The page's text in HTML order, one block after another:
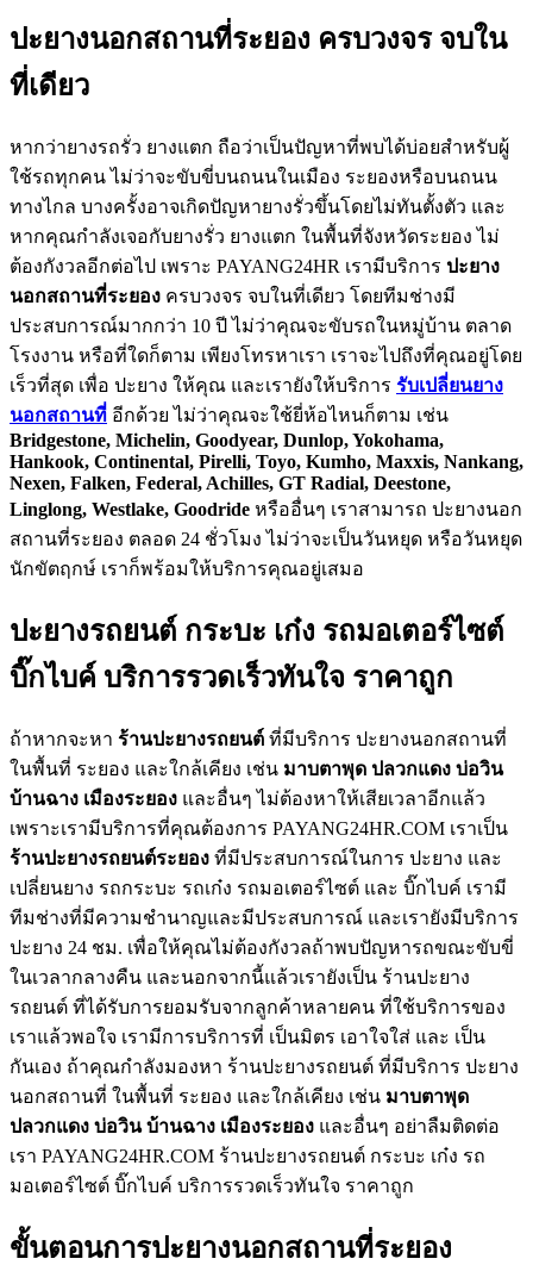
ปะยางนอกสถานที่ระยอง ครบวงจร จบใน
ที่เดียว
หากว่ายางรถรั่ว ยางแตก ถือว่าเป็นปัญหาที่พบได้บ่อยสำหรับผู้
ใช้รถทุกคน ไม่ว่าจะขับขี่บนถนนในเมือง ระยองหรือบนถนน
ทางไกล บางครั้งอาจเกิดปัญหายางรั่วขึ้นโดยไม่ทันตั้งตัว และ
หากคุณกำลังเจอกับยางรั่ว ยางแตก ในพื้นที่จังหวัดระยอง ไม่
ต้องกังวลอีกต่อไป เพราะ PAYANG24HR เรามีบริการ ปะยาง
นอกสถานที่ระยอง ครบวงจร จบในที่เดียว โดยทีมช่างมี
ประสบการณ์มากกว่า 10 ปี ไม่ว่าคุณจะขับรถในหมู่บ้าน ตลาด
โรงงาน หรือที่ใดก็ตาม เพียงโทรหาเรา เราจะไปถึงที่คุณอยู่โดย
เร็วที่สุด เพื่อ ปะยาง ให้คุณ และเรายังให้บริการ รับเปลี่ยนยาง
นอกสถานที่ อีกด้วย ไม่ว่าคุณจะใช้ยี่ห้อไหนก็ตาม เช่น
Bridgestone, Michelin, Goodyear, Dunlop, Yokohama,
Hankook, Continental, Pirelli, Toyo, Kumho, Maxxis, Nankang,
Nexen, Falken, Federal, Achilles, GT Radial, Deestone,
Linglong, Westlake, Goodride หรืออื่นๆ เราสามารถ ปะยางนอก
สถานที่ระยอง ตลอด 24 ชั่วโมง ไม่ว่าจะเป็นวันหยุด หรือวันหยุด
นักขัตฤกษ์ เราก็พร้อมให้บริการคุณอยู่เสมอ
ปะยางรถยนต์ กระบะ เก๋ง รถมอเตอร์ไซต์
บิ๊กไบค์ บริการรวดเร็วทันใจ ราคาถูก
ถ้าหากจะหา ร้านปะยางรถยนต์ ที่มีบริการ ปะยางนอกสถานที่
ในพื้นที่ ระยอง และใกล้เคียง เช่น มาบตาพุด ปลวกแดง บ่อวิน
บ้านฉาง เมืองระยอง และอื่นๆ ไม่ต้องหาให้เสียเวลาอีกแล้ว
เพราะเรามีบริการที่คุณต้องการ PAYANG24HR.COM เราเป็น
ร้านปะยางรถยนต์ระยอง ที่มีประสบการณ์ในการ ปะยาง และ
เปลี่ยนยาง รถกระบะ รถเก๋ง รถมอเตอร์ไซต์ และ บิ๊กไบค์ เรามี
ทีมช่างที่มีความชำนาญและมีประสบการณ์ และเรายังมีบริการ
ปะยาง 24 ชม. เพื่อให้คุณไม่ต้องกังวลถ้าพบปัญหารถขณะขับขี่
ในเวลากลางคืน และนอกจากนี้แล้วเรายังเป็น ร้านปะยาง
รถยนต์ ที่ได้รับการยอมรับจากลูกค้าหลายคน ที่ใช้บริการของ
เราแล้วพอใจ เรามีการบริการที่ เป็นมิตร เอาใจใส่ และ เป็น
กันเอง ถ้าคุณกำลังมองหา ร้านปะยางรถยนต์ ที่มีบริการ ปะยาง
นอกสถานที่ ในพื้นที่ ระยอง และใกล้เคียง เช่น มาบตาพุด
ปลวกแดง บ่อวิน บ้านฉาง เมืองระยอง และอื่นๆ อย่าลืมติดต่อ
เรา PAYANG24HR.COM ร้านปะยางรถยนต์ กระบะ เก๋ง รถ
มอเตอร์ไซต์ บิ๊กไบค์ บริการรวดเร็วทันใจ ราคาถูก
ขั้นตอนการปะยางนอกสถานที่ระยอง